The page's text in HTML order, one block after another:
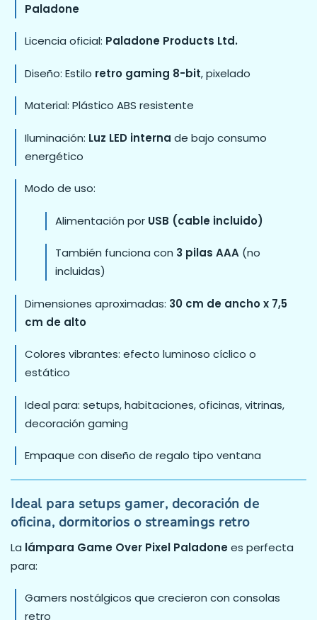
Paladone
Licencia oficial: Paladone Products Ltd.
Diseño: Estilo retro gaming 8-bit, pixelado
Material: Plástico ABS resistente
Iluminación: Luz LED interna de bajo consumo
energético
Modo de uso:
Alimentación por USB (cable incluido)
También funciona con 3 pilas AAA(no
incluidas)
Dimensiones aproximadas: 30 cm de ancho x 7,5
cm de alto
Colores vibrantes: efecto luminoso cíclico o
estático
Ideal para: setups, habitaciones, oficinas, vitrinas,
decoración gaming
Empaque con diseño de regalo tipo ventana
Ideal para setups gamer, decoración de
oficina, dormitorios o streamings retro
La lámpara Game Over Pixel Paladone es perfecta
para:
Gamers nostálgicos que crecieron con consolas
retro